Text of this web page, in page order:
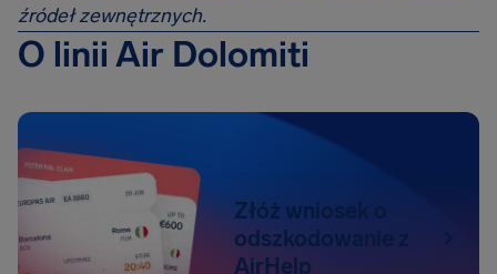
źródeł zewnętrznych.
O linii Air Dolomiti
Złóż wniosek o
odszkodowanie z
AirHelp